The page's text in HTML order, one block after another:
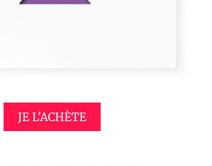
JE L'ACHÈTE